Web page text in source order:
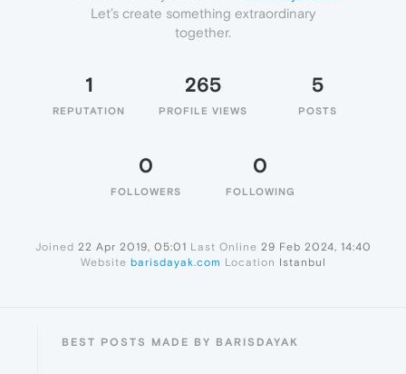
Let’s create something extraordinary
together.
1
REPUTATION
265
PROFILE VIEWS
5
POSTS
0
FOLLOWERS
0
FOLLOWING
Joined 22 Apr 2019, 05:01 Last Online 29 Feb 2024, 14:40
Website barisdayak.com Location Istanbul
BEST POSTS MADE BY BARISDAYAK